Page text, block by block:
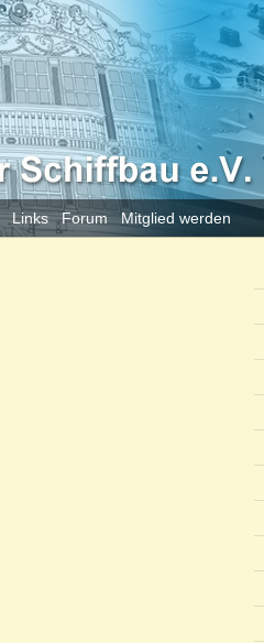
Links Forum Mitglied werden